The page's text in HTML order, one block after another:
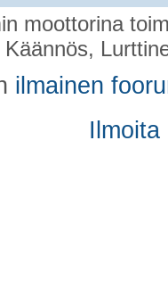
moottorina
Käännös,
ilmainen